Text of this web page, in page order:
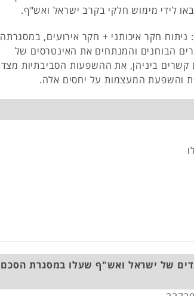
לידי מימוש חלקי בקרב ישראל ואש"ף.
חקר איכותני + חקר אירועים, במסגרתה
הבוחנים והמנתחים את האינטרסים של
קשרים ביניהן, את ההשפעות הסביבתיות מצד
והשפעת המעצמות על יחסים אלה.
של ישראל ואש"ף שעלו במסגרת הסכם